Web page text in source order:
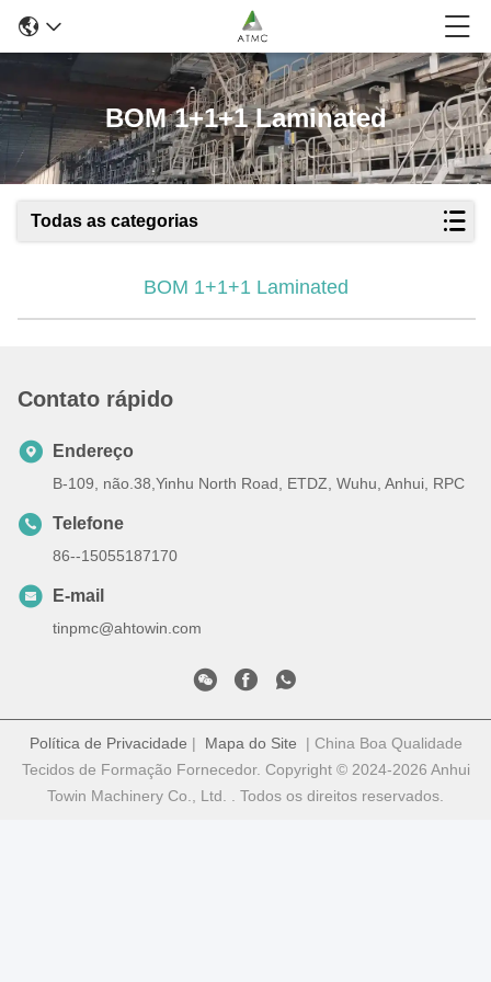
BOM 1+1+1 Laminated
Todas as categorias
BOM 1+1+1 Laminated
Contato rápido
Endereço
B-109, não.38,Yinhu North Road, ETDZ, Wuhu, Anhui, RPC
Telefone
86--15055187170
E-mail
tinpmc@ahtowin.com
Política de Privacidade | Mapa do Site | China Boa Qualidade
Tecidos de Formação Fornecedor. Copyright © 2024-2026 Anhui
Towin Machinery Co., Ltd. . Todos os direitos reservados.